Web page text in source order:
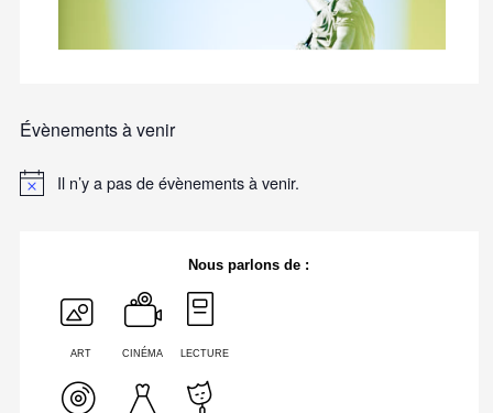
Évènements à venir
Il n’y a pas de évènements à venir.
Nous parlons de :
ART CINÉMA LECTURE